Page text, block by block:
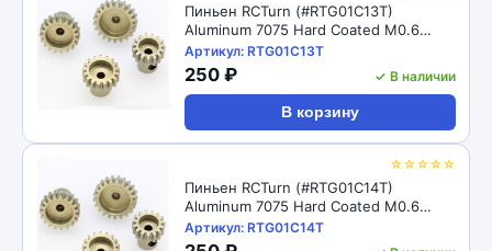
Пиньен RCTurn (#RTG01C13T)
Aluminum 7075 Hard Coated M0.6
Motor Pinions Gear - Ti Gold
Артикул: RTG01C13T
250 ₽ ✓ В наличии
В корзину
☆☆☆☆☆
Пиньен RCTurn (#RTG01C14T)
Aluminum 7075 Hard Coated M0.6
Motor Pinions Gear - Ti Gold
Артикул: RTG01C14T